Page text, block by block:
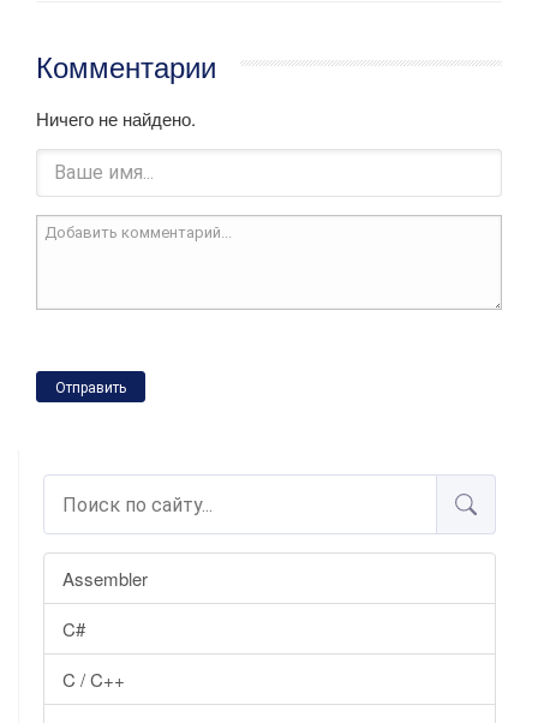
Assembler
C#
C / C++
Комментарии
Ничего не найдено.
Отправить